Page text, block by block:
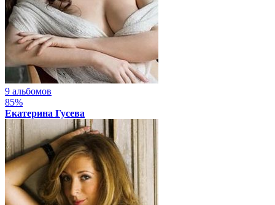
9 альбомов
85%
Екатерина Гусева